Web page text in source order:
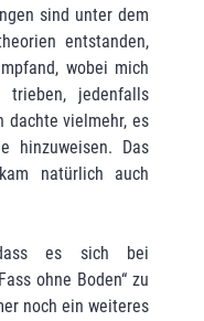
sind unter dem
entstanden,
wobei mich
trieben, jedenfalls
dachte vielmehr, es
hinzuweisen. Das
natürlich auch
es sich bei
ohne Boden“ zu
noch ein weiteres